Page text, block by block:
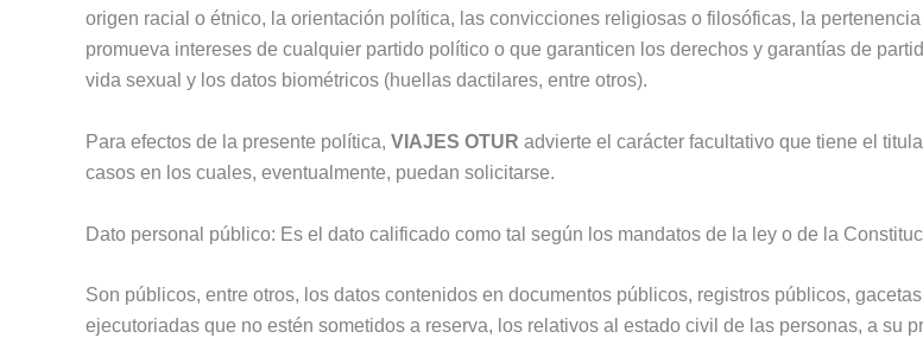
origen racial o étnico, la orientación política, las convicciones religiosas o filosóficas, la
promueva intereses de cualquier partido político o que garanticen los derechos y garantías de
vida sexual y los datos biométricos (huellas dactilares, entre otros).
Para efectos de la presente política, VIAJES OTUR advierte el carácter facultativo que tiene el
casos en los cuales, eventualmente, puedan solicitarse.
Dato personal público: Es el dato calificado como tal según los mandatos de la ley o de la
Son públicos, entre otros, los datos contenidos en documentos públicos, registros públicos,
ejecutoriadas que no estén sometidos a reserva, los relativos al estado civil de las personas, a su